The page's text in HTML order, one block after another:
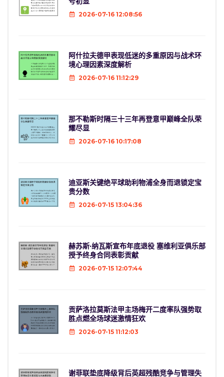
2026-07-16 12:08:56
阿什拉夫德甲表现低迷的多重原因与战术环
境心理因素深度解析
2026-07-16 11:12:29
那不勒斯时隔三十三年再登意甲巅峰全队荣
耀尽显
2026-07-16 10:17:08
迪亚斯关键绝平球助利物浦全身而退锁定宝
贵分数
2026-07-15 13:04:36
赫苏斯·纳瓦斯宣布年底退役 塞维利亚俱乐部
授予终身合同表彰贡献
2026-07-15 12:07:44
贡萨洛拉莫斯法甲主场梅开二度率队强势取
胜点燃全场球迷激情狂欢
2026-07-15 11:12:03
谢菲联垫底降级背后英超残酷竞争与管理失